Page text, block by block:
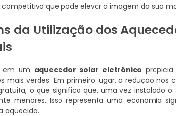
que pode elevar a imagem da sua
da Utilização dos
em um aquecedor solar eletrônico
mais verdes. Em primeiro lugar, a redução nos
o que significa que, uma vez instalado
menores. Isso representa uma economia
aquecida.